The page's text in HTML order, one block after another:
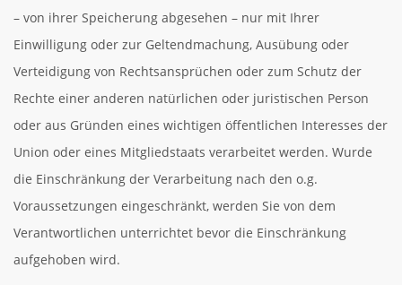
– von ihrer Speicherung abgesehen – nur mit Ihrer
Einwilligung oder zur Geltendmachung, Ausübung oder
Verteidigung von Rechtsansprüchen oder zum Schutz der
Rechte einer anderen natürlichen oder juristischen Person
oder aus Gründen eines wichtigen öffentlichen Interesses der
Union oder eines Mitgliedstaats verarbeitet werden. Wurde
die Einschränkung der Verarbeitung nach den o.g.
Voraussetzungen eingeschränkt, werden Sie von dem
Verantwortlichen unterrichtet bevor die Einschränkung
aufgehoben wird.